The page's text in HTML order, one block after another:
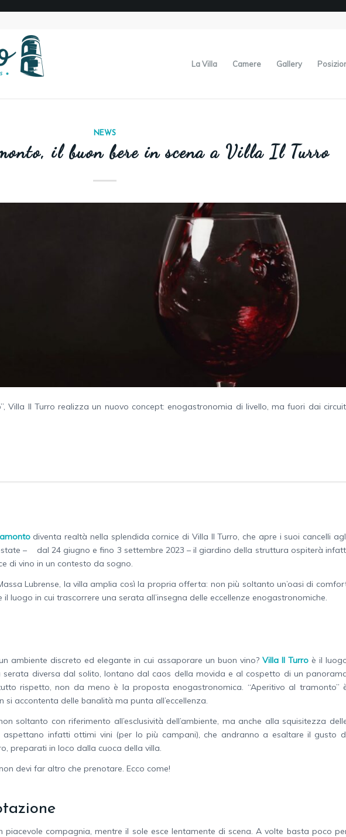
La Villa Camere Gallery
NEWS
il buon bere in scena a Villa Il Turro
Villa Il Turro realizza un nuovo concept: enogastronomia di livello, ma fuori dai
diventa realtà nella splendida cornice di Villa Il Turro, che apre i suoi cancelli
– dal 24 giugno e fino 3 settembre 2023 – il giardino della struttura ospiterà
di vino in un contesto da sogno.
Lubrense, la villa amplia così la propria offerta: non più soltanto un’oasi di
luogo in cui trascorrere una serata all’insegna delle eccellenze enogastronomiche.
ambiente discreto ed elegante in cui assaporare un buon vino? Villa Il Turroè il
serata diversa dal solito, lontano dal caos della movida e al cospetto di un
rispetto, non da meno è la proposta enogastronomica. “Aperitivo al tramonto”
si accontenta delle banalità ma punta all’eccellenza.
soltanto con riferimento all’esclusività dell’ambiente, ma anche alla squisitezza
aspettano infatti ottimi vini (per lo più campani), che andranno a esaltare il gusto
preparati in loco dalla cuoca della villa.
devi far altro che prenotare. Ecco come!
piacevole compagnia, mentre il sole esce lentamente di scena. A volte basta poco